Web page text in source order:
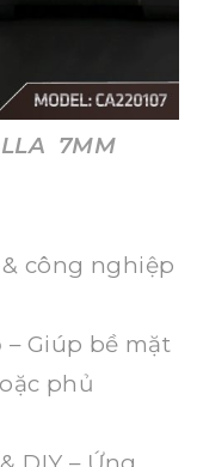
7MM
công nghiệp
Giúp bề mặt
phủ